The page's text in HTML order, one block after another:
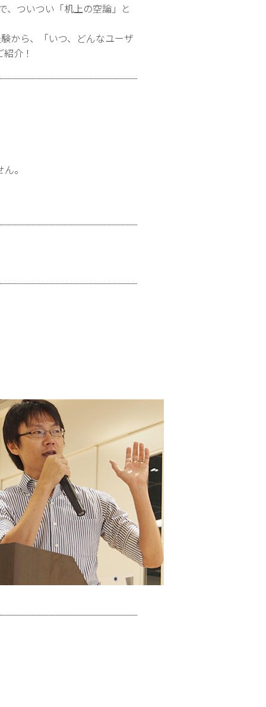
、ついつい「机上の空論」と
から、「いつ、どんなユーザ
介！
。